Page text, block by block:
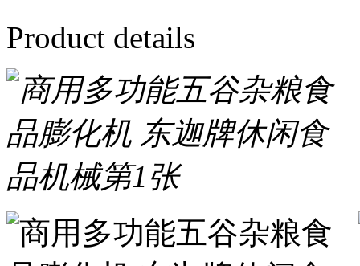
Product details